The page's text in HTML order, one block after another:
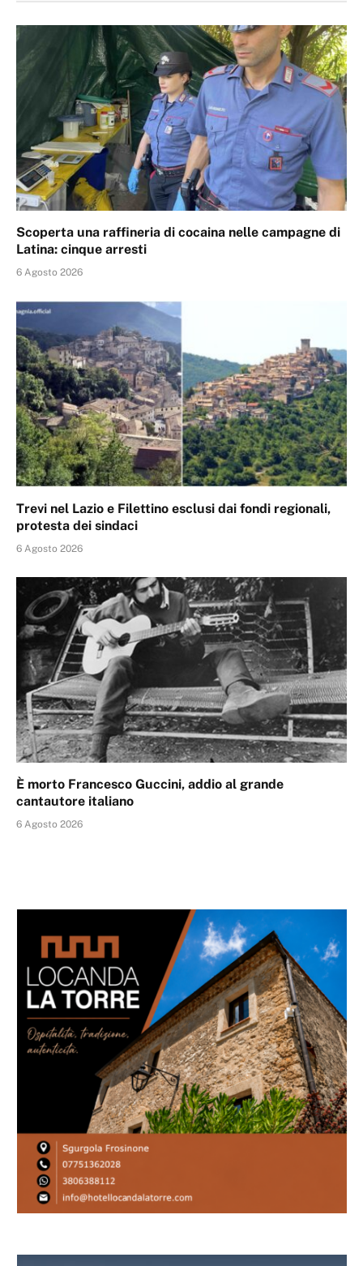
Scoperta una raffineria di cocaina nelle campagne di
Latina: cinque arresti
6 Agosto 2026
Trevi nel Lazio e Filettino esclusi dai fondi regionali,
protesta dei sindaci
6 Agosto 2026
È morto Francesco Guccini, addio al grande
cantautore italiano
6 Agosto 2026